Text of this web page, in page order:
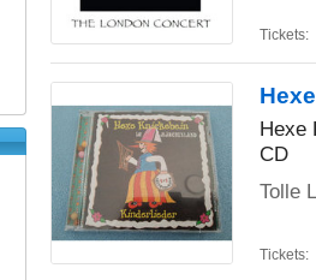
Tickets:
Hexe
CD
Tolle
Tickets: